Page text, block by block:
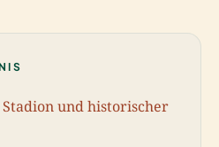
und historischer